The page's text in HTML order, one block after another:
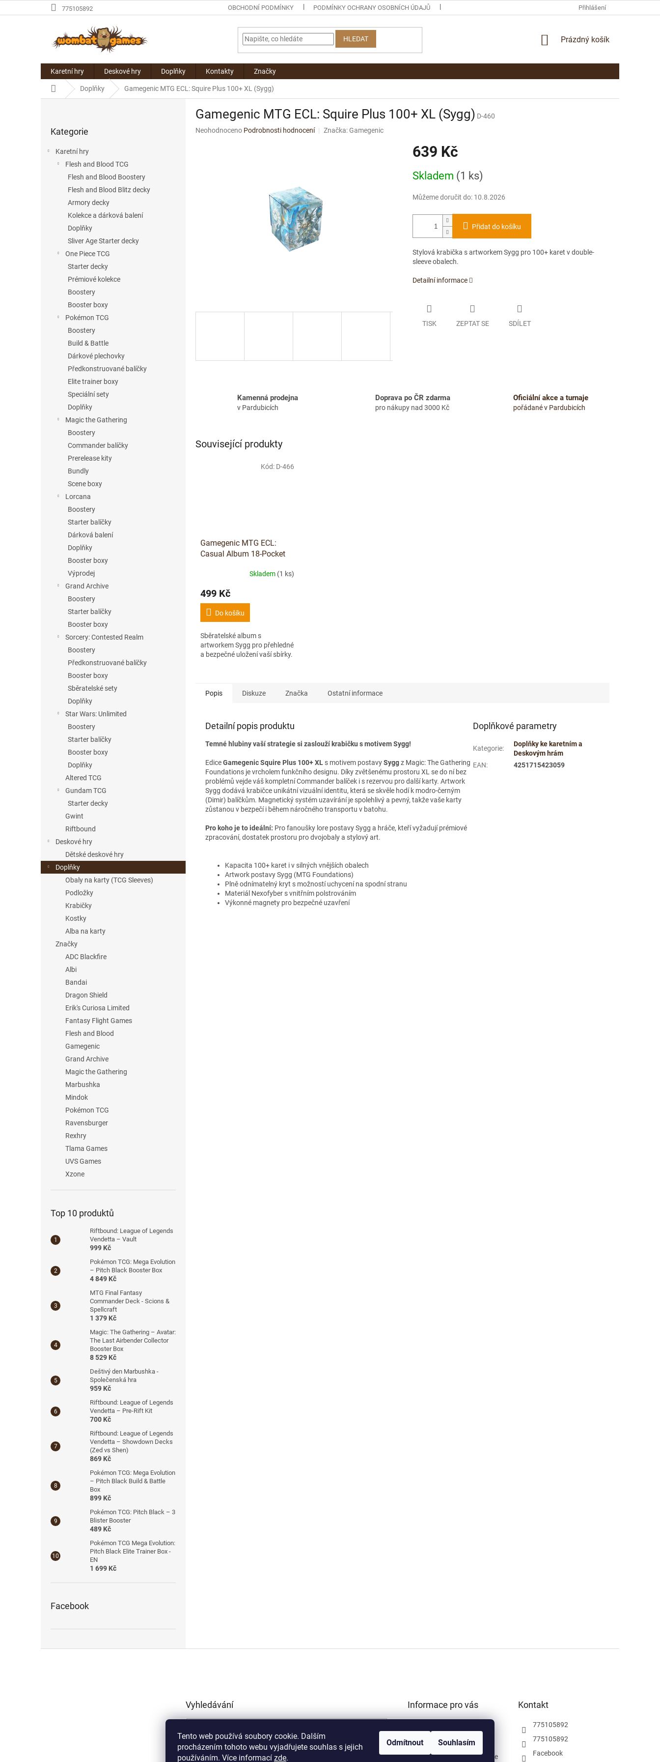
Tento web používá soubory cookie. Dalším
procházením tohoto webu vyjadřujete souhlas s jejich
používáním. Více informací zde.
Odmítnout Souhlasím
na
775105892 OBCHODNÍ PODMÍNKY PODMÍNKY OCHRANY OSOBNÍCH ÚDAJŮ KONTAKTY
Přihlášení
HLEDAT
NÁKUPNÍ
Prázdný košík
Karetní hry Deskové hry Doplňky Kontakty Značky
Domů Doplňky Gamegenic MTG ECL: Squire Plus 100+ XL (Sygg)
kategorie
Kategorie
Karetní hry
Flesh and Blood TCG
Flesh and Blood Boostery
Flesh and Blood Blitz decky
Armory decky
Kolekce a dárková balení
Doplňky
Sliver Age Starter decky
One Piece TCG
Starter decky
Prémiové kolekce
Boostery
Booster boxy
Pokémon TCG
Boostery
Build & Battle
Dárkové plechovky
Předkonstruované balíčky
Elite trainer boxy
Speciální sety
Doplňky
Magic the Gathering
Boostery
Commander balíčky
Prerelease kity
Bundly
Scene boxy
Lorcana
Boostery
Starter balíčky
Dárková balení
Doplňky
Booster boxy
Výprodej
Grand Archive
Boostery
Starter balíčky
Booster boxy
Sorcery: Contested Realm
Boostery
Předkonstruované balíčky
Booster boxy
Sběratelské sety
Doplňky
Star Wars: Unlimited
Boostery
Starter balíčky
Booster boxy
Doplňky
Altered TCG
Gundam TCG
Starter decky
Gwint
Riftbound
Deskové hry
Dětské deskové hry
Doplňky
Obaly na karty (TCG Sleeves)
Podložky
Krabičky
Kostky
Alba na karty
Značky
ADC Blackfire
Albi
Bandai
Dragon Shield
Erik's Curiosa Limited
Fantasy Flight Games
Flesh and Blood
Gamegenic
Grand Archive
Magic the Gathering
Marbushka
Mindok
Pokémon TCG
Ravensburger
Rexhry
Tlama Games
UVS Games
Xzone
Top 10 produktů
Riftbound: League of Legends
Vendetta – Vault
999 Kč
Pokémon TCG: Mega Evolution
– Pitch Black Booster Box
4 849 Kč
MTG Final Fantasy
Commander Deck - Scions &
Spellcraft
1 379 Kč
Magic: The Gathering – Avatar:
The Last Airbender Collector
Booster Box
8 529 Kč
Deštivý den Marbushka -
Společenská hra
959 Kč
Riftbound: League of Legends
Vendetta – Pre-Rift Kit
700 Kč
Riftbound: League of Legends
Vendetta – Showdown Decks
(Zed vs Shen)
869 Kč
Pokémon TCG: Mega Evolution
– Pitch Black Build & Battle
Box
899 Kč
Pokémon TCG: Pitch Black – 3
Blister Booster
489 Kč
Pokémon TCG Mega Evolution:
Pitch Black Elite Trainer Box -
EN
1 699 Kč
Facebook
Gamegenic MTG ECL: Squire Plus 100+ XL (Sygg) D-460
Průměrné
Neohodnoceno Podrobnosti hodnocení Značka: Gamegenic
639 Kč
cena:
Skladem (1 ks)
Můžeme doručit do: 10.8.2026
Přidat do košíku
Stylová krabička s artworkem Sygg pro 100+ karet v double-
sleeve obalech.
Detailní informace
TISK ZEPTAT SE SDÍLET
Kamenná prodejna
v Pardubicích
Doprava po ČR zdarma
pro nákupy nad 3000 Kč
Oficiální akce a turnaje
pořádané v Pardubicích
Související produkty
Gamegenic MTG ECL:
Casual Album 18-Pocket
Skladem (1 ks)
499 Kč
Do košíku
Sběratelské album s
artworkem Sygg pro přehledné
a bezpečné uložení vaší sbírky.
Kód: D-466
Popis Diskuze Značka Ostatní informace
Detailní popis produktu
Temné hlubiny vaší strategie si zaslouží krabičku s motivem Sygg!
EdiceGamegenic Squire Plus 100+ XL s motivem postavySyggz Magic: The Gathering
Foundations je vrcholem funkčního designu. Díky zvětšenému prostoru XL se do ní bez
problémů vejde váš kompletní Commander balíček i s rezervou pro další karty. Artwork
Sygg dodává krabičce unikátní vizuální identitu, která se skvěle hodí k modro-černým
(Dimir) balíčkům. Magnetický systém uzavírání je spolehlivý a pevný, takže vaše karty
zůstanou v bezpečí i během náročného transportu v batohu.
Pro koho je to ideální: Pro fanoušky lore postavy Sygg a hráče, kteří vyžadují prémiové
zpracování, dostatek prostoru pro dvojobaly a stylový art.
Kapacita 100+ karet i v silných vnějších obalech
Artwork postavy Sygg (MTG Foundations)
Plně odnímatelný kryt s možností uchycení na spodní stranu
Materiál Nexofyber s vnitřním polstrováním
Výkonné magnety pro bezpečné uzavření
Doplňkové parametry
Kategorie:
Doplňky ke karetním a
Deskovým hrám
EAN: 4251715423059
Vyhledávání Informace pro vás
Podmínky ochrany osobních
údajů
Kamenná prodejna Pardubice
Kontakt
775105892
775105892
Facebook